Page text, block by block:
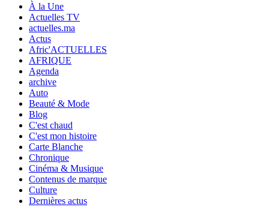
À la Une
Actuelles TV
actuelles.ma
Actus
Afric'ACTUELLES
AFRIQUE
Agenda
archive
Auto
Beauté & Mode
Blog
C'est chaud
C'est mon histoire
Carte Blanche
Chronique
Cinéma & Musique
Contenus de marque
Culture
Dernières actus